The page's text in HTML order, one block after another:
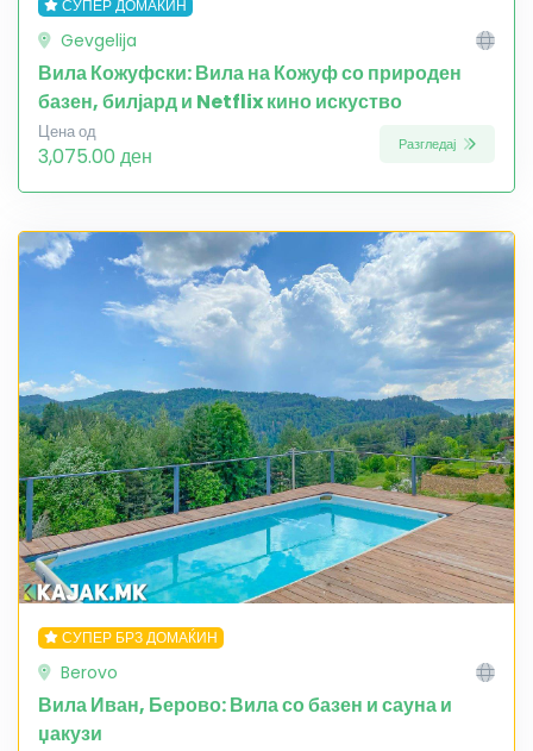
СУПЕР ДОМАЌИН
Gevgelija
Вила Кожуфски: Вила на Кожуф со природен
базен, билјард и Netflix кино искуство
Цена од
3,075.00 ден Разгледај
СУПЕР БРЗ ДОМАЌИН
Berovo
Вила Иван, Берово: Вила со базен и сауна и
џакузи